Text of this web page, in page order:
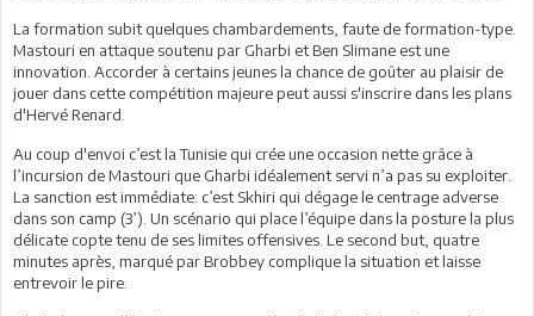
La formation subit quelques chambardements, faute de formation-type.
Mastouri en attaque soutenu par Gharbi et Ben Slimane est une
innovation. Accorder à certains jeunes la chance de goûter au plaisir de
jouer dans cette compétition majeure peut aussi s'inscrire dans les plans
d'Hervé Renard.
Au coup d'envoi c’est la Tunisie qui crée une occasion nette grâce à
l’incursion de Mastouri que Gharbi idéalement servi n’a pas su exploiter.
La sanction est immédiate: c’est Skhiri qui dégage le centrage adverse
dans son camp (3’). Un scénario qui place l’équipe dans la posture la plus
délicate copte tenu de ses limites offensives. Le second but, quatre
minutes après, marqué par Brobbey complique la situation et laisse
entrevoir le pire.